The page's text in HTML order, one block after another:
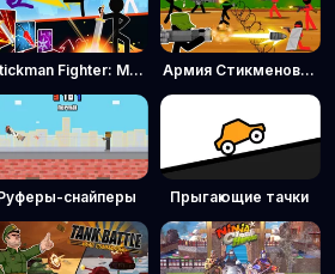
Stickman Fighter: Мега Побоище Армия Стикменов: Командная битва
снайперы Прыгающие тачки